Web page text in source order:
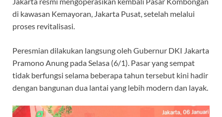
di kawasan Kemayoran, Jakarta Pusat, setelah melalui
proses revitalisasi.
Peresmian dilakukan langsung oleh Gubernur DKI Jakarta
Pramono Anung pada Selasa (6/1). Pasar yang sempat
tidak berfungsi selama beberapa tahun tersebut kini hadir
dengan bangunan dua lantai yang lebih modern dan layak.